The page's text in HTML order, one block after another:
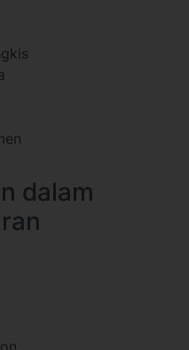
dalam